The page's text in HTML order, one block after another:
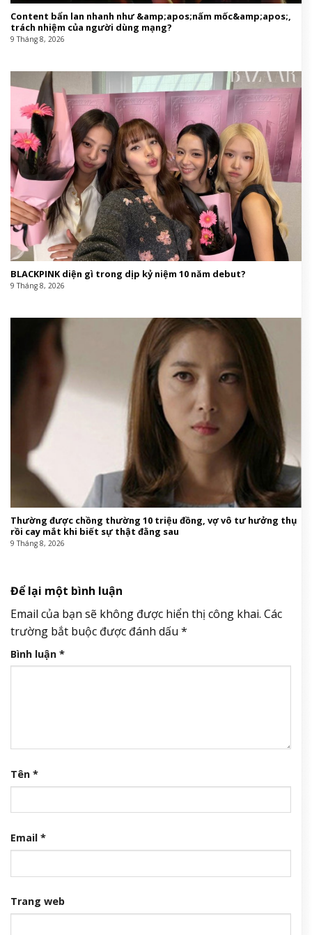
Content bẩn lan nhanh như &amp;apos;nấm mốc&amp;apos;,
trách nhiệm của người dùng mạng?
9 Tháng 8, 2026
BLACKPINK diện gì trong dịp kỷ niệm 10 năm debut?
9 Tháng 8, 2026
Thường được chồng thường 10 triệu đồng, vợ vô tư hưởng thụ
rồi cay mắt khi biết sự thật đằng sau
9 Tháng 8, 2026
Để lại một bình luận
Email của bạn sẽ không được hiển thị công khai. Các
trường bắt buộc được đánh dấu *
Bình luận *
Tên *
Email *
Trang web